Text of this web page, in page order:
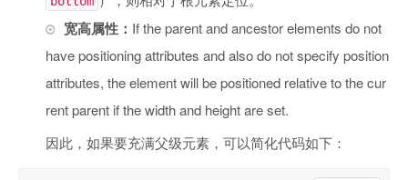
宽高属性： If the parent and ancestor elements do not
have positioning attributes and also do not specify position
attributes, the element will be positioned relative to the cur
rent parent if the width and height are set.
因此，如果要充满父级元素，可以简化代码如下：